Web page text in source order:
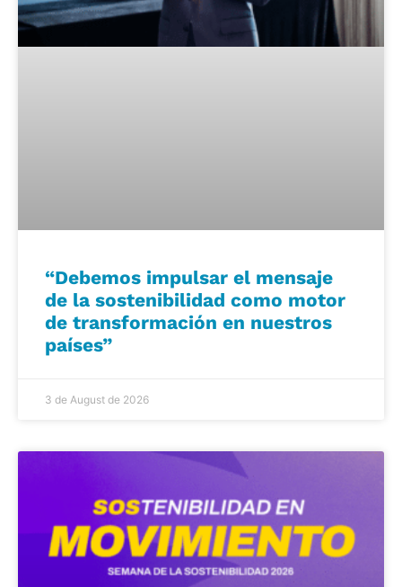
“Debemos impulsar el mensaje
de la sostenibilidad como motor
de transformación en nuestros
países”
3 de August de 2026